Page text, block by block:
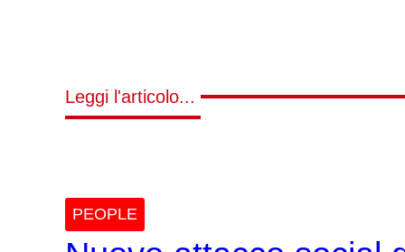
Leggi l'articolo...
PEOPLE